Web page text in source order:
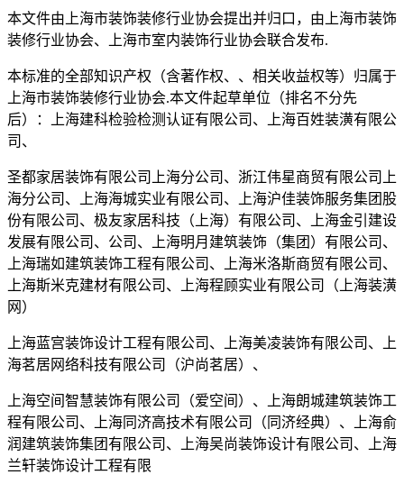
本文件由上海市装饰装修行业协会提出并归口，由上海市装饰
装修行业协会、上海市室内装饰行业协会联合发布.
本标准的全部知识产权（含著作权、、相关收益权等）归属于
上海市装饰装修行业协会.本文件起草单位（排名不分先
后）：上海建科检验检测认证有限公司、上海百姓装潢有限公
司、
圣都家居装饰有限公司上海分公司、浙江伟星商贸有限公司上
海分公司、上海海城实业有限公司、上海沪佳装饰服务集团股
份有限公司、极友家居科技（上海）有限公司、上海金引建设
发展有限公司、公司、上海明月建筑装饰（集团）有限公司、
上海瑞如建筑装饰工程有限公司、上海米洛斯商贸有限公司、
上海斯米克建材有限公司、上海程顾实业有限公司（上海装潢
网）
上海蓝宫装饰设计工程有限公司、上海美凌装饰有限公司、上
海茗居网络科技有限公司（沪尚茗居）、
上海空间智慧装饰有限公司（爱空间）、上海朗城建筑装饰工
程有限公司、上海同济高技术有限公司（同济经典）、上海俞
润建筑装饰集团有限公司、上海吴尚装饰设计有限公司、上海
兰轩装饰设计工程有限